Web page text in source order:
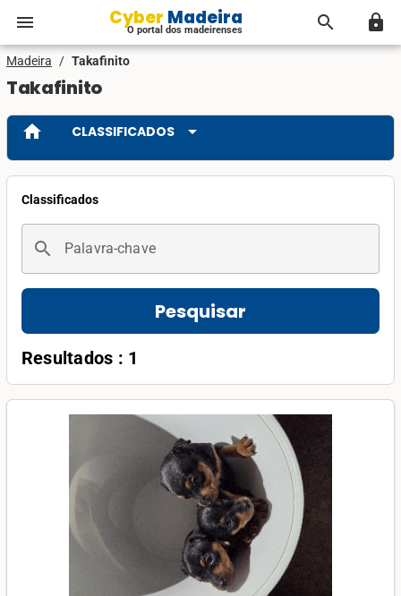
menu Cyber Madeira
O portal dos madeirenses search lock
Madeira / Takafinito
Takafinito
home CLASSIFICADOS arrow_drop_down
Classificados
search Palavra-chave
Pesquisar
Resultados : 1